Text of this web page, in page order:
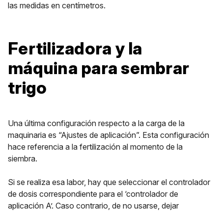
las medidas en centímetros.
Fertilizadora y la
máquina para sembrar
trigo
Una última configuración respecto a la carga de la
maquinaria es “Ajustes de aplicación”. Esta configuración
hace referencia a la fertilización al momento de la
siembra.
Si se realiza esa labor, hay que seleccionar el controlador
de dosis correspondiente para el ‘controlador de
aplicación A’. Caso contrario, de no usarse, dejar